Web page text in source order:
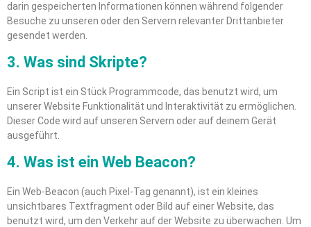
darin gespeicherten Informationen können während folgender
Besuche zu unseren oder den Servern relevanter Drittanbieter
gesendet werden.
3. Was sind Skripte?
Ein Script ist ein Stück Programmcode, das benutzt wird, um
unserer Website Funktionalität und Interaktivität zu ermöglichen.
Dieser Code wird auf unseren Servern oder auf deinem Gerät
ausgeführt.
4. Was ist ein Web Beacon?
Ein Web-Beacon (auch Pixel-Tag genannt), ist ein kleines
unsichtbares Textfragment oder Bild auf einer Website, das
benutzt wird, um den Verkehr auf der Website zu überwachen. Um